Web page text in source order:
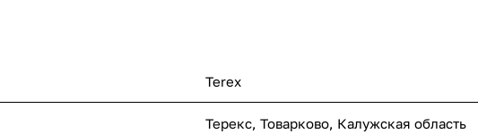
Terex
Терекс, Товарково, Калужская область